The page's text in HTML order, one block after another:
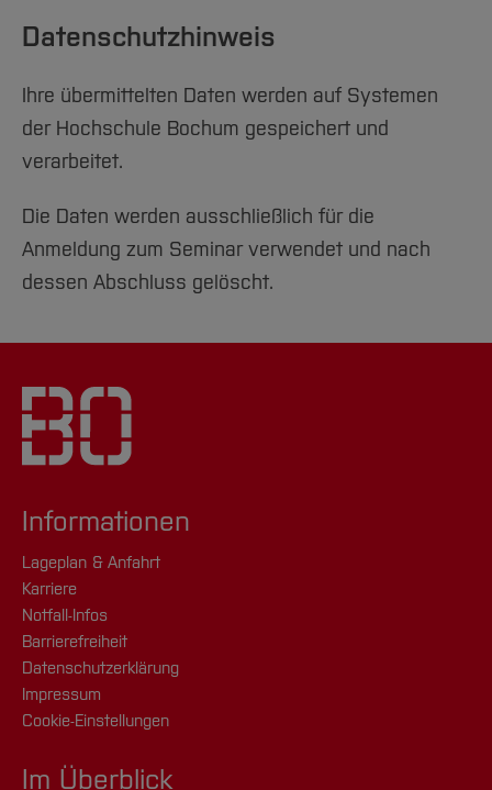
Datenschutzhinweis
Ihre übermittelten Daten werden auf Systemen
der Hochschule Bochum gespeichert und
verarbeitet.
Die Daten werden ausschließlich für die
Anmeldung zum Seminar verwendet und nach
dessen Abschluss gelöscht.
Informationen
Lageplan & Anfahrt
Karriere
Notfall-Infos
Barrierefreiheit
Datenschutzerklärung
Impressum
Cookie-Einstellungen
Im Überblick